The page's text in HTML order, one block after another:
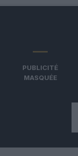
PUBLICITÉ
MASQUÉE